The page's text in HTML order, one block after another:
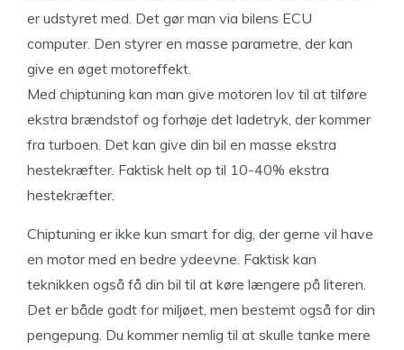
er udstyret med. Det gør man via bilens ECU
computer. Den styrer en masse parametre, der kan
give en øget motoreffekt.
Med chiptuning kan man give motoren lov til at tilføre
ekstra brændstof og forhøje det ladetryk, der kommer
fra turboen. Det kan give din bil en masse ekstra
hestekræfter. Faktisk helt op til 10-40% ekstra
hestekræfter.
Chiptuning er ikke kun smart for dig, der gerne vil have
en motor med en bedre ydeevne. Faktisk kan
teknikken også få din bil til at køre længere på literen.
Det er både godt for miljøet, men bestemt også for din
pengepung. Du kommer nemlig til at skulle tanke mere